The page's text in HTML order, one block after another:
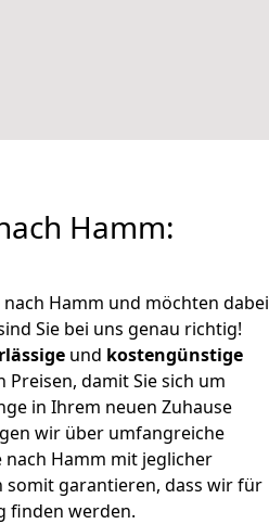
Hamm:
Hamm und möchten dabei
Sie bei uns genau richtig!
und kostengünstige
Preisen, damit Sie sich um
in Ihrem neuen Zuhause
wir über umfangreiche
Hamm mit jeglicher
garantieren, dass wir für
finden werden.